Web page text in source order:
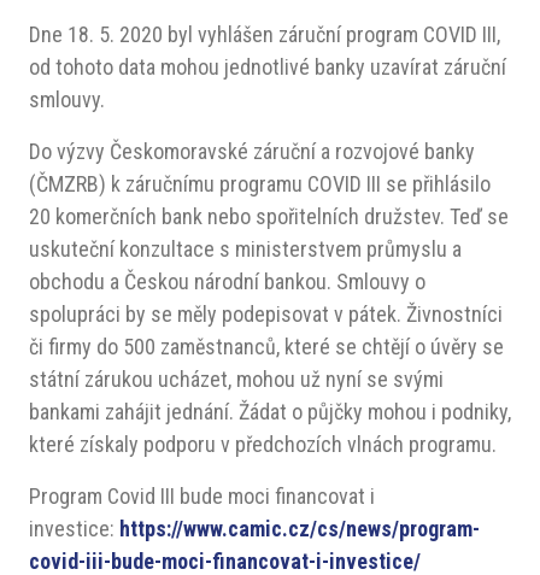
Dne 18. 5. 2020 byl vyhlášen záruční program COVID III,
od tohoto data mohou jednotlivé banky uzavírat záruční
smlouvy.
Do výzvy Českomoravské záruční a rozvojové banky
(ČMZRB) k záručnímu programu COVID III se přihlásilo
20 komerčních bank nebo spořitelních družstev. Teď se
uskuteční konzultace s ministerstvem průmyslu a
obchodu a Českou národní bankou. Smlouvy o
spolupráci by se měly podepisovat v pátek. Živnostníci
či firmy do 500 zaměstnanců, které se chtějí o úvěry se
státní zárukou ucházet, mohou už nyní se svými
bankami zahájit jednání. Žádat o půjčky mohou i podniky,
které získaly podporu v předchozích vlnách programu.
Program Covid III bude moci financovat i
investice: https://www.camic.cz/cs/news/program-
covid-iii-bude-moci-financovat-i-investice/